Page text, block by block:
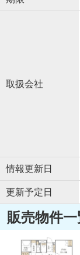
取扱会社
情報更新日
更新予定日
販売物件